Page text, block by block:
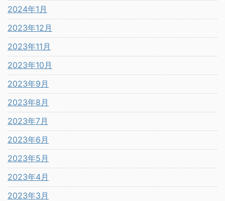
2024年1月
2023年12月
2023年11月
2023年10月
2023年9月
2023年8月
2023年7月
2023年6月
2023年5月
2023年4月
2023年3月